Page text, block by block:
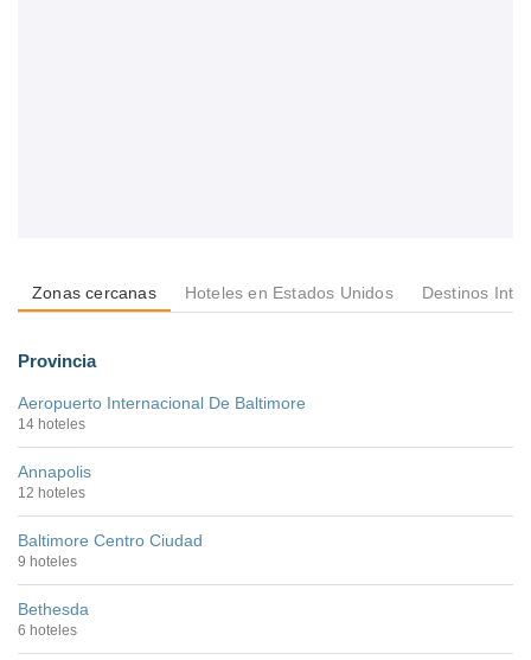
Zonas cercanas Hoteles en Estados Unidos Destinos
Provincia
Aeropuerto Internacional De Baltimore
14 hoteles
Annapolis
12 hoteles
Baltimore Centro Ciudad
9 hoteles
Bethesda
6 hoteles